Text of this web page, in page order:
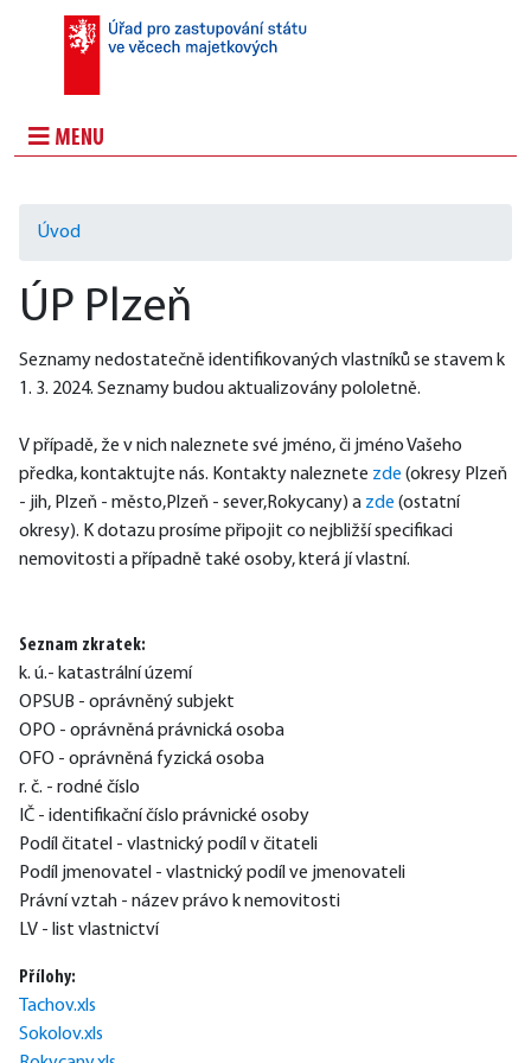
MENU
Úvod
ÚP Plzeň
Seznamy nedostatečně identifikovaných vlastníků se stavem k
1. 3. 2024. Seznamy budou aktualizovány pololetně.
V případě, že v nich naleznete své jméno, či jméno Vašeho
předka, kontaktujte nás. ​Kontakty naleznete zde (okresy Plzeň
- jih, Plzeň - město,Plzeň - sever,Rokycany) a zde (ostatní
okresy). K dotazu prosíme připojit co nejbližší specifikaci
nemovitosti a případně také osoby, která jí vlastní.
Seznam zkratek:
k. ú.- katastrální území
OPSUB - oprávněný subjekt
OPO - oprávněná právnická osoba
OFO - oprávněná fyzická osoba
r. č. - rodné číslo
IČ - identifikační číslo právnické osoby
Podíl čitatel - vlastnický podíl v čitateli
Podíl jmenovatel - vlastnický podíl ve jmenovateli
Právní vztah - název právo k nemovitosti
LV - list vlastnictví
Přílohy:
Tachov.xls
Sokolov.xls